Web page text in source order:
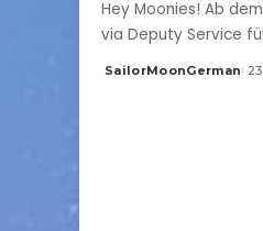
Hey Moonies! Ab
via Deputy Service
Posted
SailorMoonGerman